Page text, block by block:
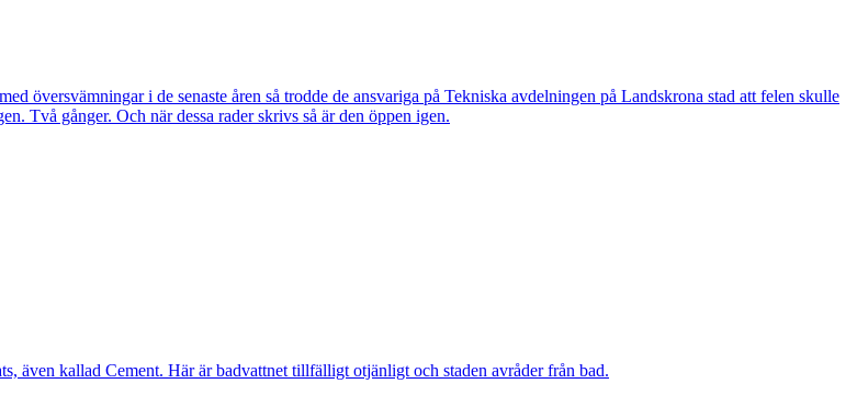
översvämningar i de senaste åren så trodde de ansvariga på Tekniska avdelningen på Landskrona stad att felen skulle
Två gånger. Och när dessa rader skrivs så är den öppen igen.
även kallad Cement. Här är badvattnet tillfälligt otjänligt och staden avråder från bad.